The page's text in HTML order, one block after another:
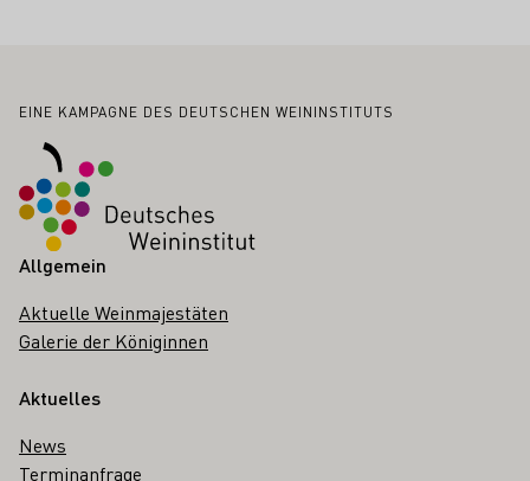
Fußbereich
EINE KAMPAGNE DES DEUTSCHEN WEININSTITUTS
Allgemein
Aktuelle Weinmajestäten
Galerie der Königinnen
Aktuelles
News
Terminanfrage